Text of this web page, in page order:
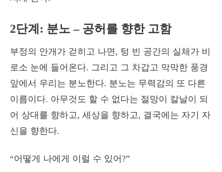
2단계: 분노 – 공허를 향한 고함
부정의 안개가 걷히고 나면, 텅 빈 공간의 실체가 비
로소 눈에 들어온다. 그리고 그 차갑고 막막한 풍경
앞에서 우리는 분노한다. 분노는 무력감의 또 다른
이름이다. 아무것도 할 수 없다는 절망이 칼날이 되
어 상대를 향하고, 세상을 향하고, 결국에는 자기 자
신을 향한다.
“어떻게 나에게 이럴 수 있어?”